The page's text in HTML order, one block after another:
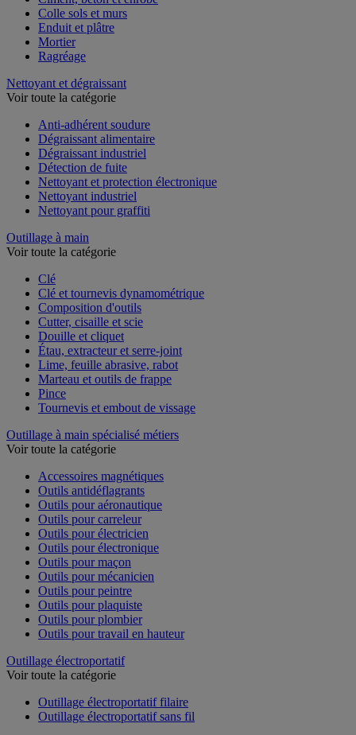
Colle sols et murs
Enduit et plâtre
Mortier
Ragréage
Nettoyant et dégraissant
Voir toute la catégorie
Anti-adhérent soudure
Dégraissant alimentaire
Dégraissant industriel
Détection de fuite
Nettoyant et protection électronique
Nettoyant industriel
Nettoyant pour graffiti
Outillage à main
Voir toute la catégorie
Clé
Clé et tournevis dynamométrique
Composition d'outils
Cutter, cisaille et scie
Douille et cliquet
Étau, extracteur et serre-joint
Lime, feuille abrasive, rabot
Marteau et outils de frappe
Pince
Tournevis et embout de vissage
Outillage à main spécialisé métiers
Voir toute la catégorie
Accessoires magnétiques
Outils antidéflagrants
Outils pour aéronautique
Outils pour carreleur
Outils pour électricien
Outils pour électronique
Outils pour maçon
Outils pour mécanicien
Outils pour peintre
Outils pour plaquiste
Outils pour plombier
Outils pour travail en hauteur
Outillage électroportatif
Voir toute la catégorie
Outillage électroportatif filaire
Outillage électroportatif sans fil